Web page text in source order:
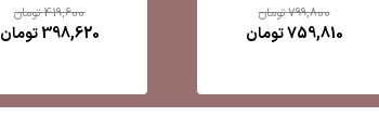
799,800تومان
759,810تومان
419,600تومان
398,620تومان